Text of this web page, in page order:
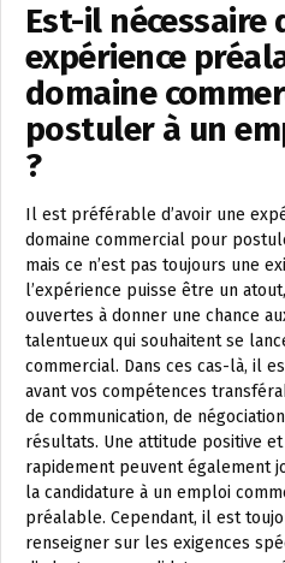
Est-il nécessaire
expérience
domaine
postuler à un
?
Il est préférable d’avoir une
domaine commercial pour
mais ce n’est pas toujours une
l’expérience puisse être un
ouvertes à donner une chance
talentueux qui souhaitent se
commercial. Dans ces cas-là, il
avant vos compétences
de communication, de
résultats. Une attitude positive
rapidement peuvent également
la candidature à un emploi
préalable. Cependant, il est
renseigner sur les exigences